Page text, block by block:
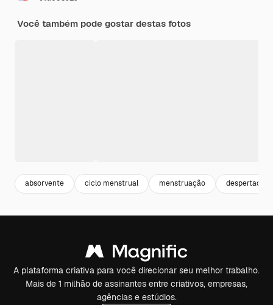
Você também pode gostar destas fotos
absorvente ciclo menstrual menstruação despertador
A plataforma criativa para você direcionar seu melhor trabalho.
Mais de 1 milhão de assinantes entre criativos, empresas,
agências e estúdios.